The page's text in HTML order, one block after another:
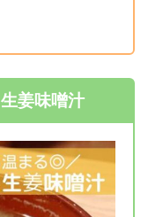
姜味噌汁